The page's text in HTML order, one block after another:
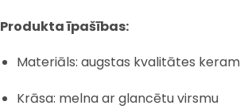
Produkta īpašības:
Materiāls: augstas kvalitātes
Krāsa: melna ar glancētu virsmu